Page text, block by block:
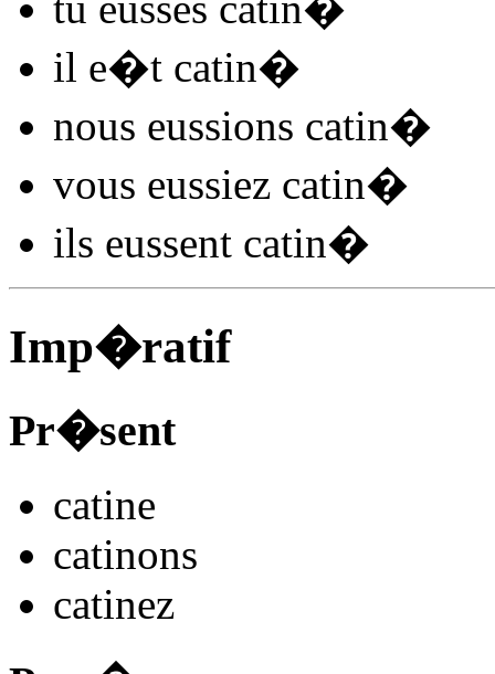
il e�t catin�
nous eussions catin�
vous eussiez catin�
ils eussent catin�
Imp�ratif
Pr�sent
catine
catinons
catinez